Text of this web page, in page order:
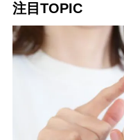
注目TOPIC